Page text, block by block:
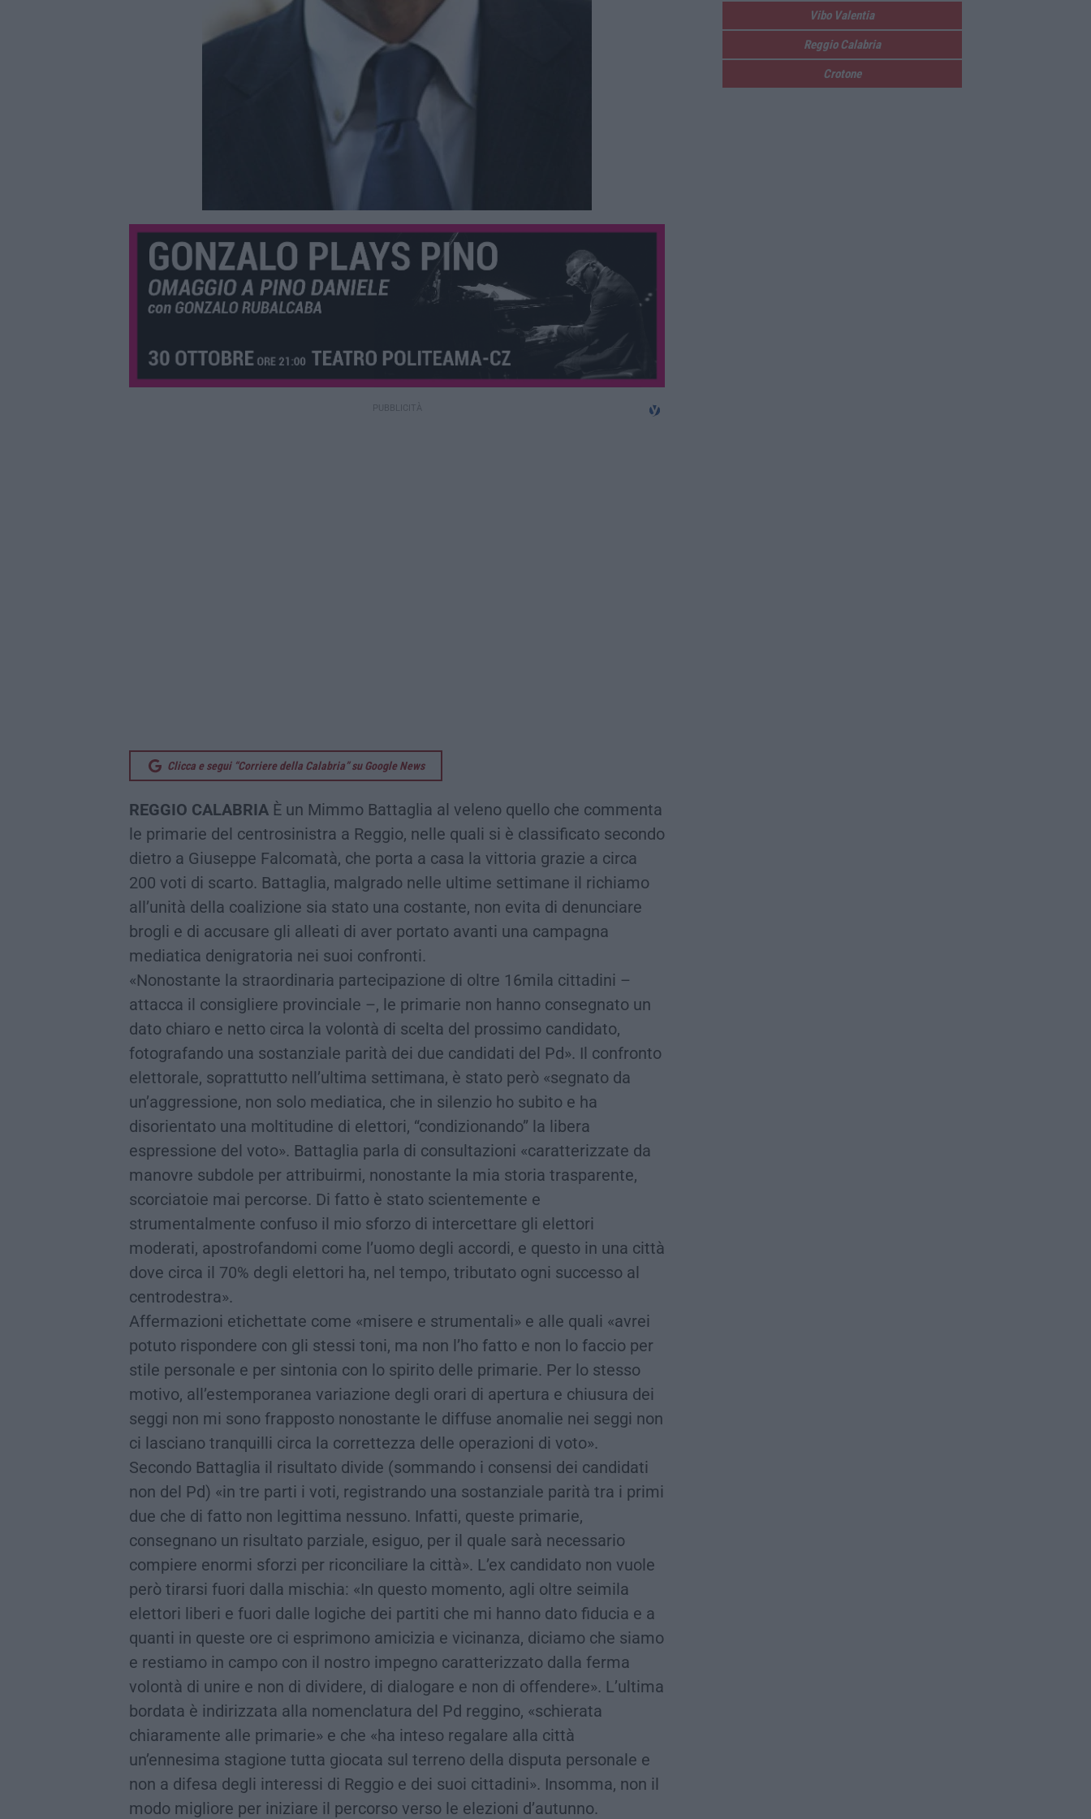
Clicca e segui “Corriere della Calabria” su Google News
REGGIO CALABRIA È un Mimmo Battaglia al veleno quello che commenta
le primarie del centrosinistra a Reggio, nelle quali si è classificato secondo
dietro a Giuseppe Falcomatà, che porta a casa la vittoria grazie a circa
200 voti di scarto. Battaglia, malgrado nelle ultime settimane il richiamo
all’unità della coalizione sia stato una costante, non evita di denunciare
brogli e di accusare gli alleati di aver portato avanti una campagna
mediatica denigratoria nei suoi confronti.
«Nonostante la straordinaria partecipazione di oltre 16mila cittadini –
attacca il consigliere provinciale –, le primarie non hanno consegnato un
dato chiaro e netto circa la volontà di scelta del prossimo candidato,
fotografando una sostanziale parità dei due candidati del Pd». Il confronto
elettorale, soprattutto nell’ultima settimana, è stato però «segnato da
un’aggressione, non solo mediatica, che in silenzio ho subito e ha
disorientato una moltitudine di elettori, “condizionando” la libera
espressione del voto». Battaglia parla di consultazioni «caratterizzate da
manovre subdole per attribuirmi, nonostante la mia storia trasparente,
scorciatoie mai percorse. Di fatto è stato scientemente e
strumentalmente confuso il mio sforzo di intercettare gli elettori
moderati, apostrofandomi come l’uomo degli accordi, e questo in una città
dove circa il 70% degli elettori ha, nel tempo, tributato ogni successo al
centrodestra».
Affermazioni etichettate come «misere e strumentali» e alle quali «avrei
potuto rispondere con gli stessi toni, ma non l’ho fatto e non lo faccio per
stile personale e per sintonia con lo spirito delle primarie. Per lo stesso
motivo, all’estemporanea variazione degli orari di apertura e chiusura dei
seggi non mi sono frapposto nonostante le diffuse anomalie nei seggi non
ci lasciano tranquilli circa la correttezza delle operazioni di voto».
Secondo Battaglia il risultato divide (sommando i consensi dei candidati
non del Pd) «in tre parti i voti, registrando una sostanziale parità tra i primi
due che di fatto non legittima nessuno. Infatti, queste primarie,
consegnano un risultato parziale, esiguo, per il quale sarà necessario
compiere enormi sforzi per riconciliare la città». L’ex candidato non vuole
però tirarsi fuori dalla mischia: «In questo momento, agli oltre seimila
elettori liberi e fuori dalle logiche dei partiti che mi hanno dato fiducia e a
quanti in queste ore ci esprimono amicizia e vicinanza, diciamo che siamo
e restiamo in campo con il nostro impegno caratterizzato dalla ferma
volontà di unire e non di dividere, di dialogare e non di offendere». L’ultima
bordata è indirizzata alla nomenclatura del Pd reggino, «schierata
chiaramente alle primarie» e che «ha inteso regalare alla città
un’ennesima stagione tutta giocata sul terreno della disputa personale e
non a difesa degli interessi di Reggio e dei suoi cittadini». Insomma, non il
modo migliore per iniziare il percorso verso le elezioni d’autunno.
Vibo Valentia
Reggio Calabria
Crotone